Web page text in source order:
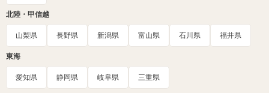
北陸・甲信越
山梨県 長野県 新潟県 富山県 石川県 福井県
東海
愛知県 静岡県 岐阜県 三重県